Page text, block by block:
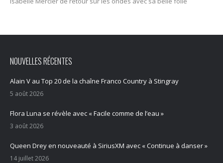
NOUVELLES RÉCENTES
Alain V au Top 20 de la chaîne Franco Country à Stingray
5 août 2026
Flora Luna se révèle avec « Facile comme de l’eau »
3 août 2026
Queen Drey en nouveauté à SiriusXM avec « Continue à danser »
14 juillet 2026